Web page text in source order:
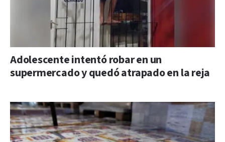
Adolescente intentó robar en un
supermercado y quedó atrapado en la reja